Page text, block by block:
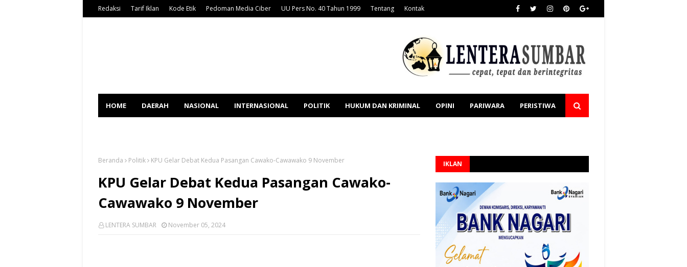
Redaksi Tarif Iklan Kode Etik Pedoman Media Ciber UU Pers No. 40 Tahun 1999 Tentang Kontak
HOME DAERAH NASIONAL INTERNASIONAL POLITIK HUKUM DAN KRIMINAL OPINI PARIWARA PERISTIWA
Beranda Politik KPU Gelar Debat Kedua Pasangan Cawako-Cawawako 9 November
KPU Gelar Debat Kedua Pasangan Cawako-
Cawawako 9 November
LENTERA SUMBAR November 05, 2024
IKLAN